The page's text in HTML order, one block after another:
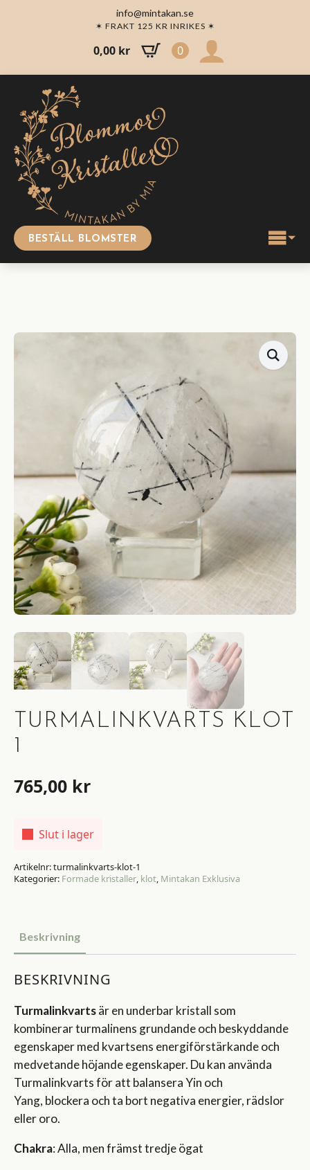
info@mintakan.se
✶ FRAKT 125 KR INRIKES ✶
0,00 kr 0
BESTÄLL BLOMSTER
TURMALINKVARTS KLOT
1
765,00 kr
Slut i lager
Artikelnr:turmalinkvarts-klot-1
Kategorier: Formade kristaller, klot, Mintakan Exklusiva
Beskrivning
BESKRIVNING
Turmalinkvartsär en underbar kristall som
kombinerar turmalinens grundande och beskyddande
egenskaper med kvartsens energiförstärkande och
medvetande höjande egenskaper. Du kan använda
Turmalinkvarts för att balansera Yin och
Yang, blockera och ta bort negativa energier, rädslor
eller oro.
Chakra: Alla, men främst tredje ögat